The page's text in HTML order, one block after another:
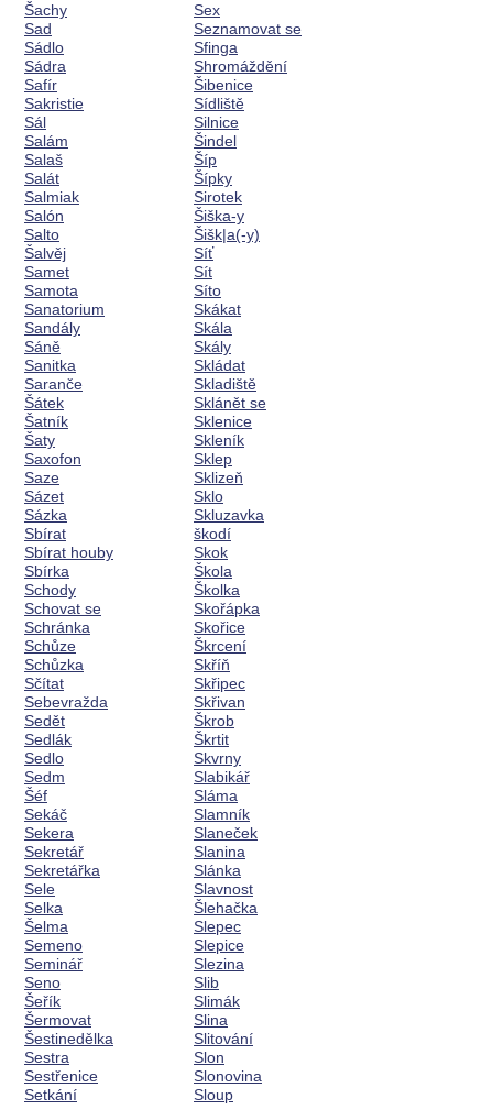
Šachy
Sad
Sádlo
Sádra
Safír
Sakristie
Sál
Salám
Salaš
Salát
Salmiak
Salón
Salto
Šalvěj
Samet
Samota
Sanatorium
Sandály
Sáně
Sanitka
Saranče
Šátek
Šatník
Šaty
Saxofon
Saze
Sázet
Sázka
Sbírat
Sbírat houby
Sbírka
Schody
Schovat se
Schránka
Schůze
Schůzka
Sčítat
Sebevražda
Sedět
Sedlák
Sedlo
Sedm
Šéf
Sekáč
Sekera
Sekretář
Sekretářka
Sele
Selka
Šelma
Semeno
Seminář
Seno
Šeřík
Šermovat
Šestinedělka
Sestra
Sestřenice
Setkání
Sex
Seznamovat se
Sfinga
Shromáždění
Šibenice
Sídliště
Silnice
Šindel
Šíp
Šípky
Sirotek
Šiška-y
Šišk|a(-y)
Síť
Sít
Síto
Skákat
Skála
Skály
Skládat
Skladiště
Sklánět se
Sklenice
Skleník
Sklep
Sklizeň
Sklo
Skluzavka
škodí
Skok
Škola
Školka
Skořápka
Skořice
Škrcení
Skříň
Skřipec
Skřivan
Škrob
Škrtit
Skvrny
Slabikář
Sláma
Slamník
Slaneček
Slanina
Slánka
Slavnost
Šlehačka
Slepec
Slepice
Slezina
Slib
Slimák
Slina
Slitování
Slon
Slonovina
Sloup